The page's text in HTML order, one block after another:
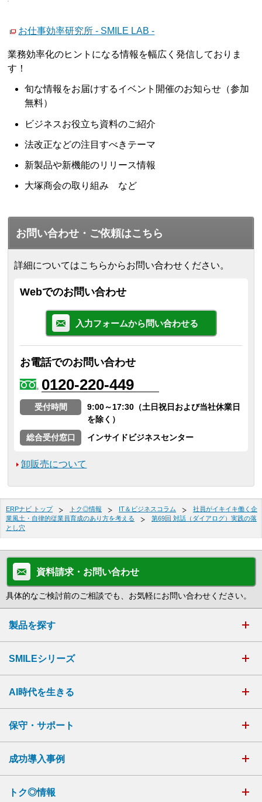
お仕事効率研究所 - SMILE LAB -
業務効率化のヒントになる情報を幅広く発信しておりま
す！
旬な情報をお届けするイベント開催のお知らせ（参加
無料）
ビジネスお役立ち資料のご紹介
法改正などの注目すべきテーマ
新製品や新機能のリリース情報
大塚商会の取り組み など
お問い合わせ・ご依頼はこちら
詳細についてはこちらからお問い合わせください。
Webでのお問い合わせ
入力フォームから問い合わせる
お電話でのお問い合わせ
0120-220-449
受付時間
9:00～17:30（土日祝日および当社休業日
を除く）
総合受付窓口
インサイドビジネスセンター
卸販売について
ERPナビ トップ トク◎情報 IT＆ビジネスコラム
社員がイキイキ働く企
業風土・自律的従業員育成のあり方を考える
第69回 対話（ダイアログ）実践の落
とし穴
資料請求・お問い合わせ
具体的なご検討前のご相談でも、お気軽にお問い合わせください。
製品を探す
SMILEシリーズ
AI時代を生きる
保守・サポート
成功導入事例
トク◎情報